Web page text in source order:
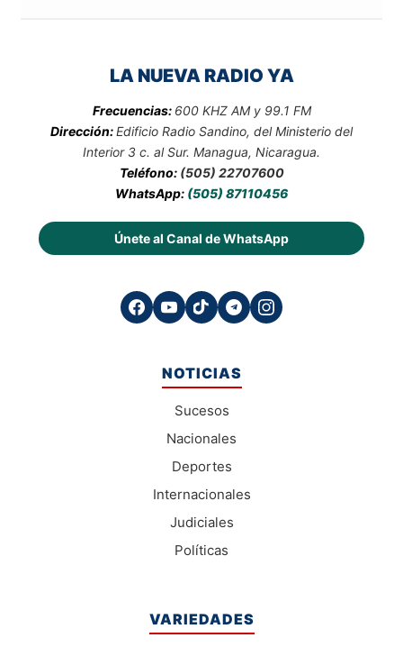
LA NUEVA RADIO YA
Frecuencias: 600 KHZ AM y 99.1 FM
Dirección:Edificio Radio Sandino, del Ministerio del
Interior 3 c. al Sur. Managua, Nicaragua.
Teléfono: (505) 22707600
WhatsApp: (505) 87110456
Únete al Canal de WhatsApp
NOTICIAS
Sucesos
Nacionales
Deportes
Internacionales
Judiciales
Políticas
VARIEDADES